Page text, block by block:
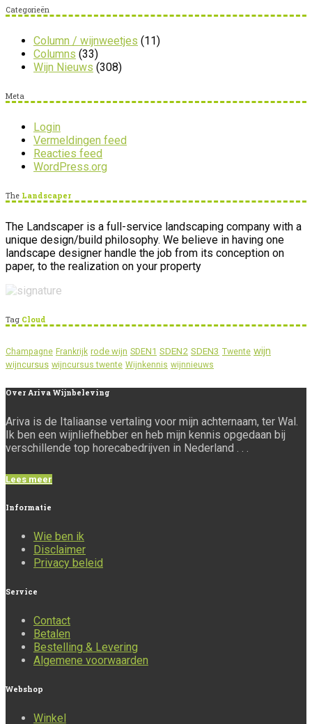
Categorieën
Column / wijnweetjes (11)
Columns (33)
Wijn Nieuws (308)
Meta
Login
Vermeldingen feed
Reacties feed
WordPress.org
The Landscaper
The Landscaper is a full-service landscaping company with a
unique design/build philosophy. We believe in having one
landscape designer handle the job from its conception on
paper, to the realization on your property
Tag Cloud
Champagne Frankrijk rode wijn SDEN1 SDEN2 SDEN3 Twente wijn
wijncursus wijncursus twente Wijnkennis wijnnieuws
Over Ariva Wijnbeleving
Ariva is de Italiaanse vertaling voor mijn achternaam, ter Wal.
Ik ben een wijnliefhebber en heb mijn kennis opgedaan bij
verschillende top horecabedrijven in Nederland . . .
Lees meer
Informatie
Wie ben ik
Disclaimer
Privacy beleid
Service
Contact
Betalen
Bestelling & Levering
Algemene voorwaarden
Webshop
Winkel